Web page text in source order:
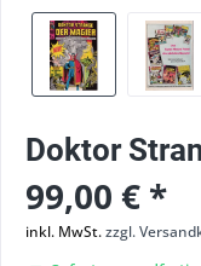
Doktor
99,00 € *
inkl. MwSt.zzgl.